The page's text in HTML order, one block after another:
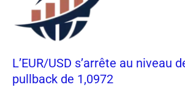
L’EUR/USD s’arrête au niveau
pullback de 1,0972